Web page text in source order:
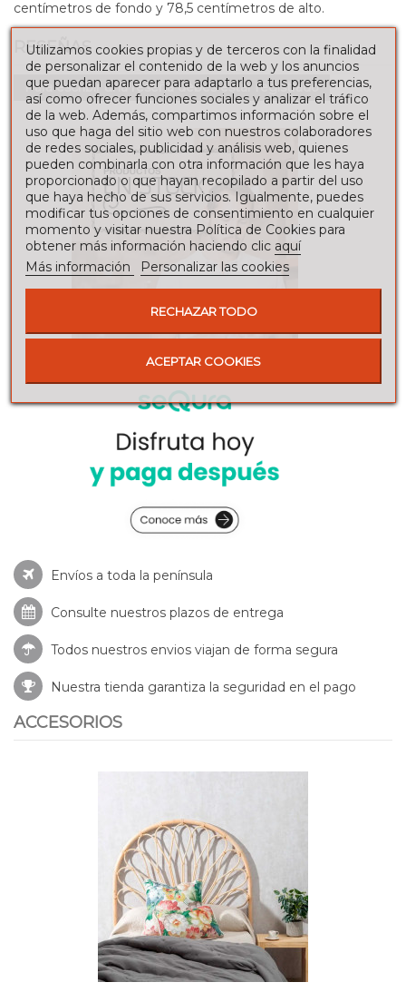
centímetros de fondo y 78,5 centímetros de alto.
RESEÑAS
Para escribir una reseña debes estar registrado
Envíos a toda la península
Consulte nuestros plazos de entrega
Todos nuestros envios viajan de forma segura
Nuestra tienda garantiza la seguridad en el pago
ACCESORIOS
Utilizamos cookies propias y de terceros con la finalidad
de personalizar el contenido de la web y los anuncios
que puedan aparecer para adaptarlo a tus preferencias,
así como ofrecer funciones sociales y analizar el tráfico
de la web. Además, compartimos información sobre el
uso que haga del sitio web con nuestros colaboradores
de redes sociales, publicidad y análisis web, quienes
pueden combinarla con otra información que les haya
proporcionado o que hayan recopilado a partir del uso
que haya hecho de sus servicios. Igualmente, puedes
modificar tus opciones de consentimiento en cualquier
momento y visitar nuestra Política de Cookies para
obtener más información haciendo clic aquí
Más información
Personalizar las cookies
RECHAZAR TODO
ACEPTAR COOKIES